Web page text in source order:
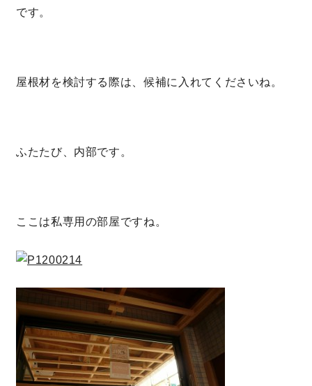
です。
屋根材を検討する際は、候補に入れてくださいね。
ふたたび、内部です。
ここは私専用の部屋ですね。